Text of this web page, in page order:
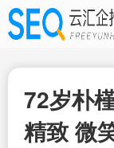
72岁朴
精致 微